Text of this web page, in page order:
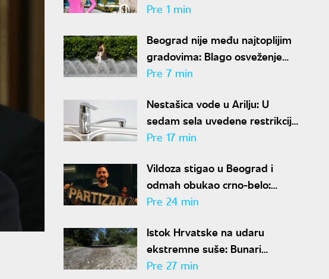
umirila fanove
Pre 1 min
Beograd nije među najtoplijim
gradovima: Blago osveženje
oborilo temperature, RHMZ
Pre 7 min
Nestašica vode u Arilju: U
sedam sela uvedene restrikcije
zbog prekomerne potrošnje
Pre 17 min
Vildoza stigao u Beograd i
odmah obukao crno-belo:
Argentinac zvanično u Partizanu
Pre 24 min
Istok Hrvatske na udaru
ekstremne suše: Bunari
presušili, Dunav pao na istorijski
Pre 27 min